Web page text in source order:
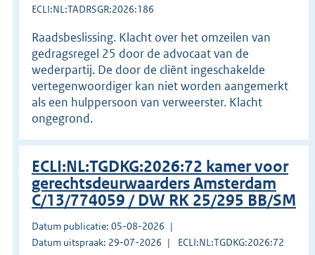
ECLI:NL:TADRSGR:2026:186
Raadsbeslissing. Klacht over het omzeilen van
gedragsregel 25 door de advocaat van de
wederpartij. De door de cliënt ingeschakelde
vertegenwoordiger kan niet worden aangemerkt
als een hulppersoon van verweerster. Klacht
ongegrond.
ECLI:NL:TGDKG:2026:72 kamer voor
gerechtsdeurwaarders Amsterdam
C/13/774059 / DW RK 25/295 BB/SM
Datum publicatie: 05-08-2026
Datum uitspraak: 29-07-2026
ECLI:NL:TGDKG:2026:72